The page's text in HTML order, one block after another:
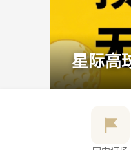
星际高